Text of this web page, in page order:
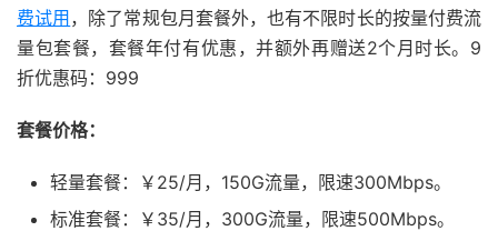
费试用，除了常规包月套餐外，也有不限时长的按量付费流
量包套餐，套餐年付有优惠，并额外再赠送2个月时长。9
折优惠码：999
套餐价格：
轻量套餐：￥25/月，150G流量，限速300Mbps。
标准套餐：￥35/月，300G流量，限速500Mbps。